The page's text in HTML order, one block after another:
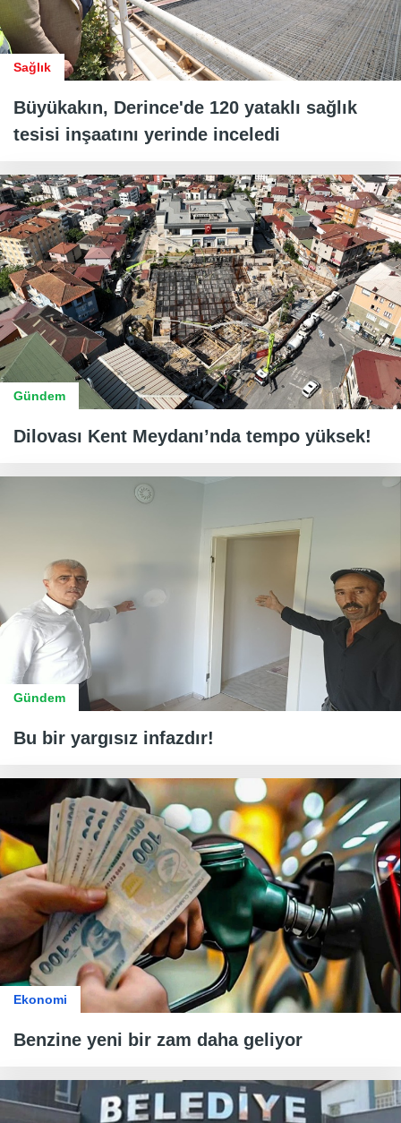
Sağlık
Büyükakın, Derince'de 120 yataklı sağlık
tesisi inşaatını yerinde inceledi
Gündem
Dilovası Kent Meydanı’nda tempo yüksek!
Gündem
Bu bir yargısız infazdır!
Ekonomi
Benzine yeni bir zam daha geliyor